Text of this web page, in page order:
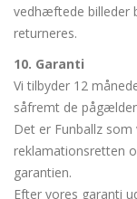
vedhæftede billeder
returneres.
10. Garanti
Vi tilbyder 12
såfremt de
Det er Funballz
reklamationsretten
garantien.
Efter vores garanti